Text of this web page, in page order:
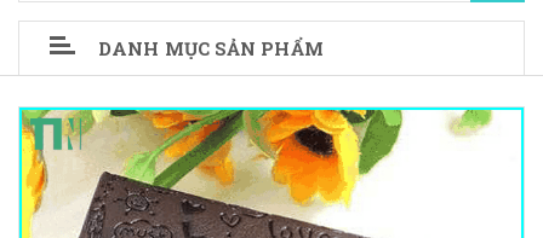
DANH MỤC SẢN PHẨM